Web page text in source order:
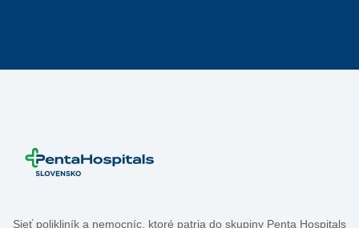
Sieť polikliník a nemocníc, ktoré patria do skupiny Penta Hospitals